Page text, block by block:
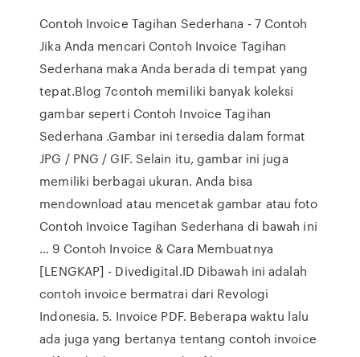
Contoh Invoice Tagihan Sederhana - 7 Contoh
Jika Anda mencari Contoh Invoice Tagihan
Sederhana maka Anda berada di tempat yang
tepat.Blog 7contoh memiliki banyak koleksi
gambar seperti Contoh Invoice Tagihan
Sederhana .Gambar ini tersedia dalam format
JPG / PNG / GIF. Selain itu, gambar ini juga
memiliki berbagai ukuran. Anda bisa
mendownload atau mencetak gambar atau foto
Contoh Invoice Tagihan Sederhana di bawah ini
… 9 Contoh Invoice & Cara Membuatnya
[LENGKAP] - Divedigital.ID Dibawah ini adalah
contoh invoice bermatrai dari Revologi
Indonesia. 5. Invoice PDF. Beberapa waktu lalu
ada juga yang bertanya tentang contoh invoice